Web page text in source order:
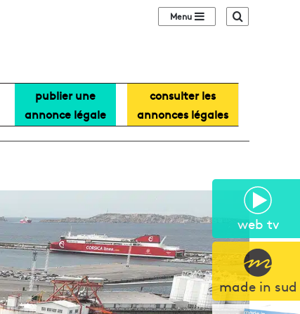
web tv
made in sud
Sidebar (barre
publier une
annonce légale
consulter les
annonces légales